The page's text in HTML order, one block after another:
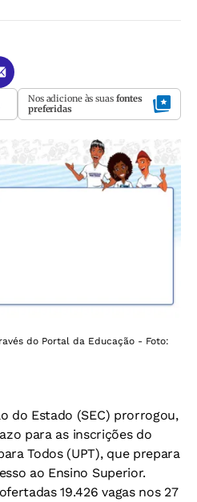
Nos adicione às suas fontes
preferidas
do Portal da Educação - Foto:
do Estado (SEC) prorrogou,
para as inscrições do
Todos (UPT), que prepara
ao Ensino Superior.
19.426 vagas nos 27